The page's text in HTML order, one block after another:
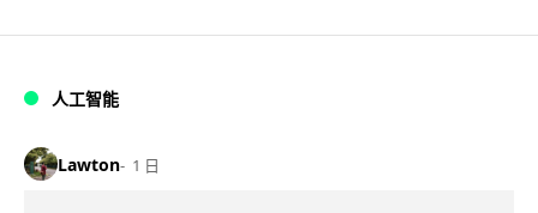
人工智能
Lawton 1 日